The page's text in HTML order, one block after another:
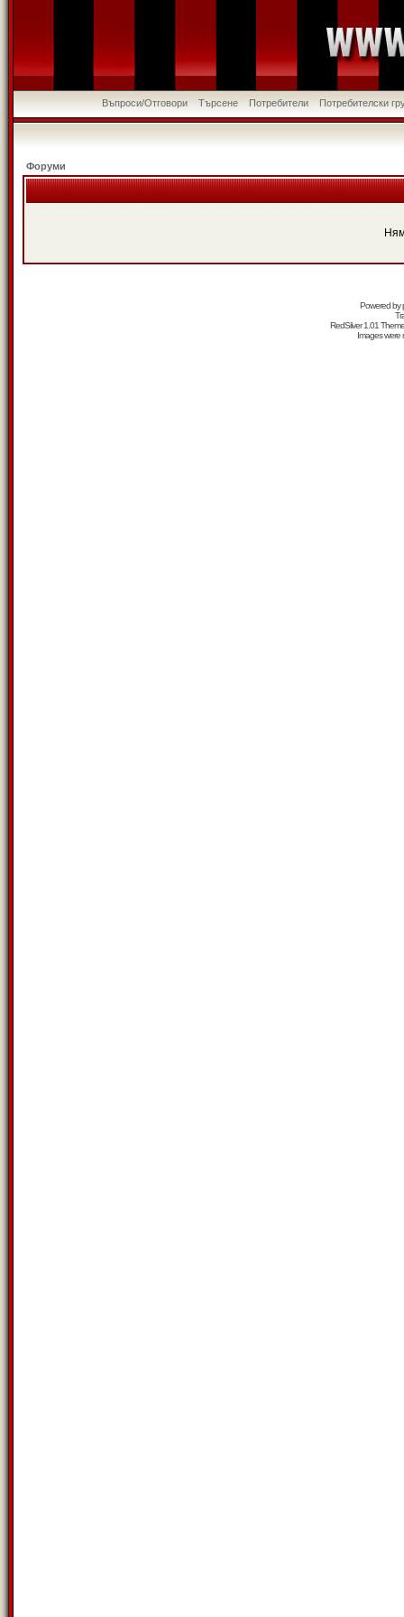
Въпроси/Отговори Търсене Потребители Потребителски
Форуми
Powered by
RedSilver 1.01
Images were